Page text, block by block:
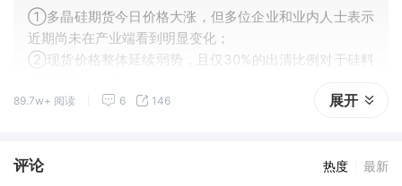
①多晶硅期货今日价格大涨，但多位企业和业内人士表示
近期尚未在产业端看到明显变化；
②现货价格整体延续弱势，且仅30%的出清比例对于硅料
89.7w+ 阅读 6 146 展开
评论 热度 最新